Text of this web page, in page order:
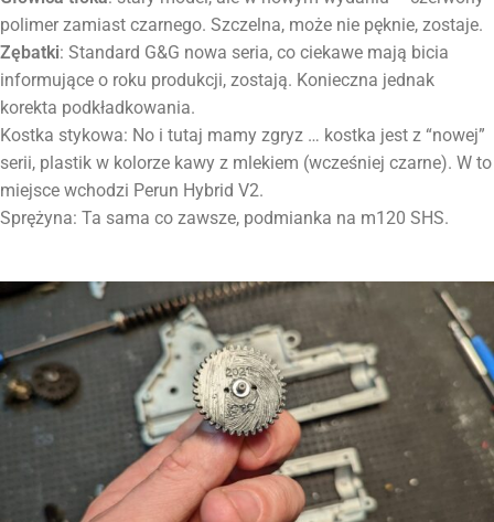
polimer zamiast czarnego. Szczelna, może nie pęknie, zostaje.
Zębatki: Standard G&G nowa seria, co ciekawe mają bicia
informujące o roku produkcji, zostają. Konieczna jednak
korekta podkładkowania.
Kostka stykowa: No i tutaj mamy zgryz … kostka jest z “nowej”
serii, plastik w kolorze kawy z mlekiem (wcześniej czarne). W to
miejsce wchodzi Perun Hybrid V2.
Sprężyna: Ta sama co zawsze, podmianka na m120 SHS.